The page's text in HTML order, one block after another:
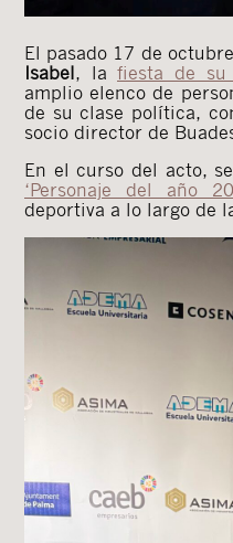
El pasado 17 de
Isabel, la fiesta de su
amplio elenco de
de su clase política,
socio director de
En el curso del acto,
‘Personaje del año
deportiva a lo largo de